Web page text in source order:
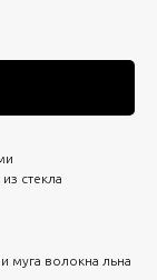
стекла
муга волокна льна